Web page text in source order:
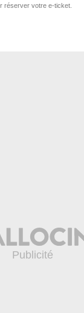
réserver votre e-ticket.